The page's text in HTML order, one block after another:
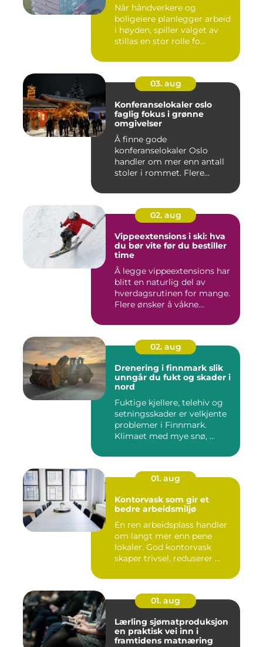
Når håndverkere og
boligeiere planlegger arbeid
i høyden, spiller valget av
stillas en stor rolle fo...
03. aug
Konferanselokaler oslo
faglig fokus i grønne
omgivelser
Å finne gode
konferanselokaler Oslo
handler om mer enn antall
stoler i rommet. Flere
02. aug
Vippeextensions i ski: hva
du bør vite før du bestiller
time
Å legge vippeextensions har
blitt en naturlig del av
hverdagsrutinen for mange.
Flere ønsker å våkne...
02. aug
Drenering i finnmark slik
unngår du fukt og skader i
nord
Fuktige kjellere, telehiv og
setningsskader er velkjente
problemer i Finnmark.
Klimaet med mye snø, ...
01. aug
Kontorvask som gir et
bedre arbeidsmiljø
En ren arbeidsplass handler
om langt mer enn pene
lokaler. God kontorvask
skaper trivsel, reduserer ...
01. aug
Lærling sjømatproduksjon
en praktisk vei inn i
framtidens matnæring